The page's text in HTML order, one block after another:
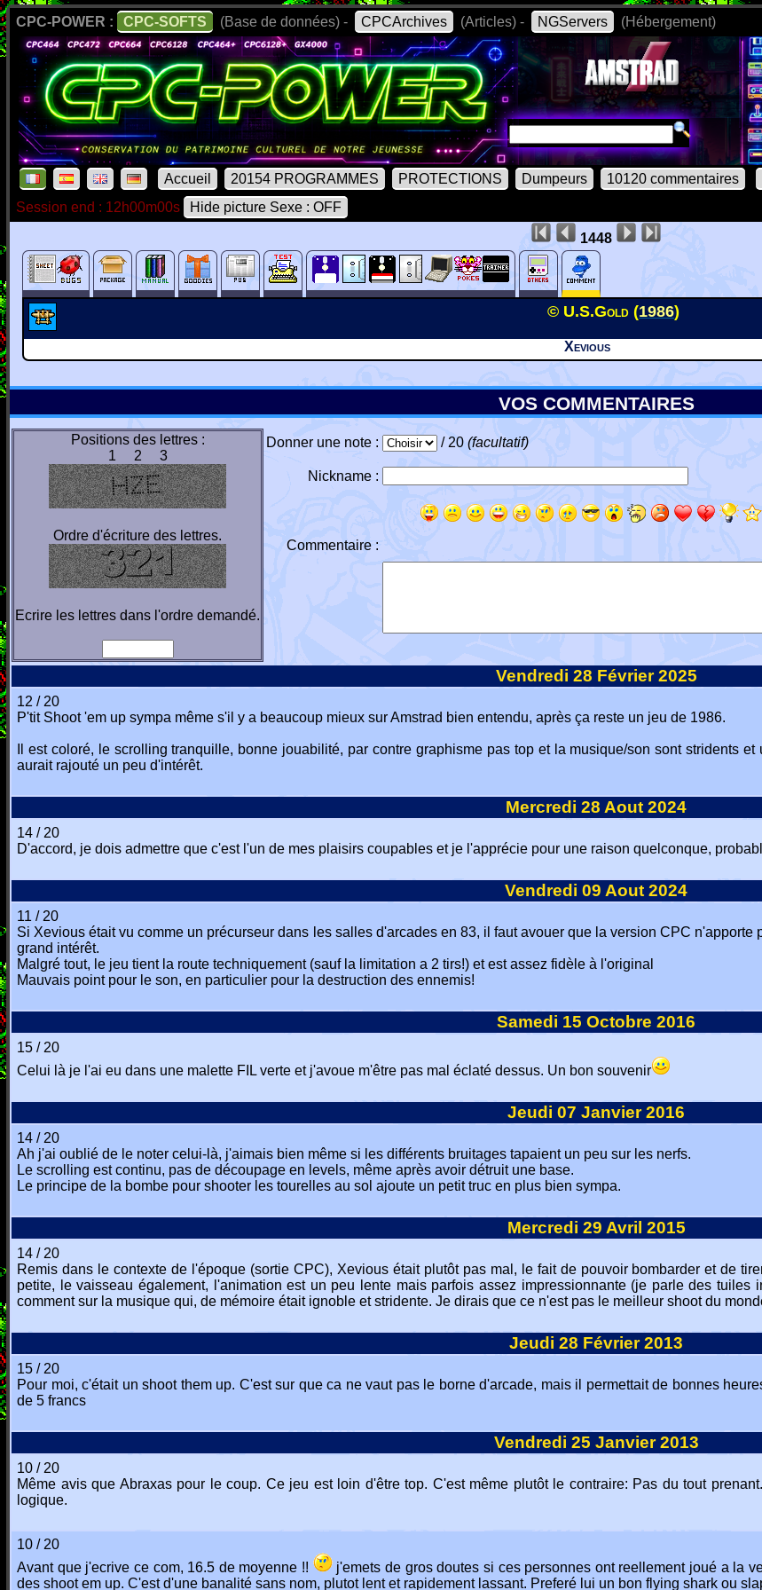
CPC-POWER : CPC-SOFTS (Base de données) - CPCArchives (Articles) - NGServers (Hébergement)
Accueil 20154 PROGRAMMES PROTECTIONS Dumpeurs 10120 commentaires
Session end : 12h00m00s
Hide picture Sexe : OFF
1448
© U.S.Gold (1986)
Xevious
VOS COMMENTAIRES
Positions des lettres :
1 2 3
Ordre d'écriture des lettres.
Ecrire les lettres dans l'ordre demandé.
Donner une note : / 20 (facultatif)
Nickname :
Commentaire :
Vendredi 28 Février 2025
12 / 20
P'tit Shoot 'em up sympa même s'il y a beaucoup mieux sur Amstrad bien entendu, après ça reste un jeu de 1986.
Il est coloré, le scrolling tranquille, bonne jouabilité, par contre graphisme pas top et la musique/son sont stridents
aurait rajouté un peu d'intérêt.
Mercredi 28 Aout 2024
14 / 20
D'accord, je dois admettre que c'est l'un de mes plaisirs coupables et je l'apprécie pour une raison quelconque,
Vendredi 09 Aout 2024
11 / 20
Si Xevious était vu comme un précurseur dans les salles d'arcades en 83, il faut avouer que la version CPC
grand intérêt.
Malgré tout, le jeu tient la route techniquement (sauf la limitation a 2 tirs!) et est assez fidèle à l'original
Mauvais point pour le son, en particulier pour la destruction des ennemis!
Samedi 15 Octobre 2016
15 / 20
Celui là je l'ai eu dans une malette FIL verte et j'avoue m'être pas mal éclaté dessus. Un bon souvenir
Jeudi 07 Janvier 2016
14 / 20
Ah j'ai oublié de le noter celui-là, j'aimais bien même si les différents bruitages tapaient un peu sur les nerfs.
Le scrolling est continu, pas de découpage en levels, même après avoir détruit une base.
Le principe de la bombe pour shooter les tourelles au sol ajoute un petit truc en plus bien sympa.
Mercredi 29 Avril 2015
14 / 20
Remis dans le contexte de l'époque (sortie CPC), Xevious était plutôt pas mal, le fait de pouvoir bombarder et de
petite, le vaisseau également, l'animation est un peu lente mais parfois assez impressionnante (je parle des
comment sur la musique qui, de mémoire était ignoble et stridente. Je dirais que ce n'est pas le meilleur shoot du
Jeudi 28 Février 2013
15 / 20
Pour moi, c'était un shoot them up. C'est sur que ca ne vaut pas le borne d'arcade, mais il permettait de bonnes
de 5 francs
Vendredi 25 Janvier 2013
10 / 20
Même avis que Abraxas pour le coup. Ce jeu est loin d'être top. C'est même plutôt le contraire: Pas du tout
logique.
10 / 20
Avant que j'ecrive ce com, 16.5 de moyenne !!
j'emets de gros doutes si ces personnes ont reellement joué a la
des shoot em up. C'est d'une banalité sans nom, plutot lent et rapidement lassant. Preferé lui un bon flying shark ou